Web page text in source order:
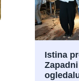
Istina